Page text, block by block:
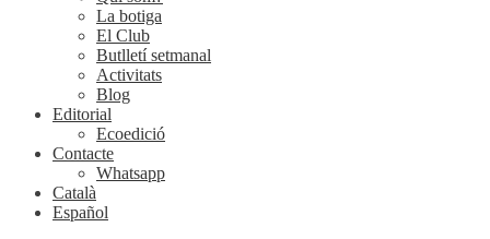
La botiga
El Club
Butlletí setmanal
Activitats
Blog
Editorial
Ecoedició
Contacte
Whatsapp
Català
Español